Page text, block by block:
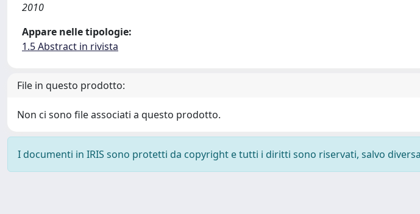
2010
Appare nelle tipologie:
1.5 Abstract in rivista
File in questo prodotto:
Non ci sono file associati a questo prodotto.
I documenti in IRIS sono protetti da copyright e tutti i diritti sono riservati, salvo